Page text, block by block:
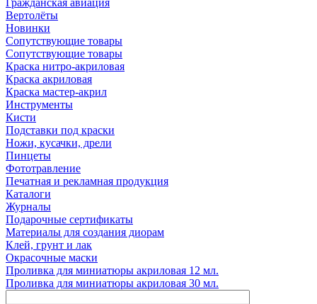
Гражданская авиация
Вертолёты
Новинки
Сопутствующие товары
Сопутствующие товары
Краска нитро-акриловая
Краска акриловая
Краска мастер-акрил
Инструменты
Кисти
Подставки под краски
Ножи, кусачки, дрели
Пинцеты
Фототравление
Печатная и рекламная продукция
Каталоги
Журналы
Подарочные сертификаты
Материалы для создания диорам
Клей, грунт и лак
Окрасочные маски
Проливка для миниатюры акриловая 12 мл.
Проливка для миниатюры акриловая 30 мл.